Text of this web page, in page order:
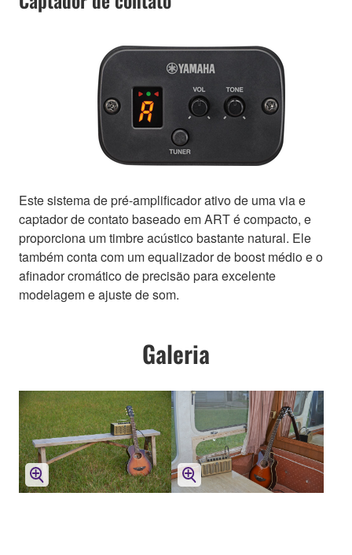
Este sistema de pré-amplificador ativo de uma via e
captador de contato baseado em ART é compacto, e
proporciona um timbre acústico bastante natural. Ele
também conta com um equalizador de boost médio e o
afinador cromático de precisão para excelente
modelagem e ajuste de som.
Galeria